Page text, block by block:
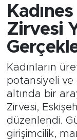
Zirvesi
Kadınların
potansiyeli ve
altında bir
Zirvesi,
düzenlendi.
girişimcilik,
Siyaset
Spor
Sağlık
Ekonomi
Eğitim
Sanat
Trafik
Süper Lig
Tüm
Son
Haber